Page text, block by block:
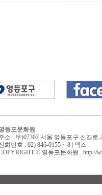
등포문화원
소 : 우)07307 서울 영등포구 신길
화번호 : 02) 846-0155 ~ 8 | 팩스 :
© 영등포문화원 . http://